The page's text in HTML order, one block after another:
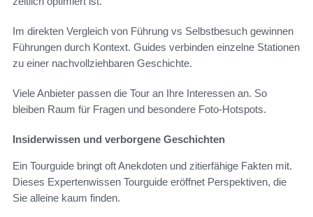
Im direkten Vergleich von Führung vs Selbstbesuch gewinnen
Führungen durch Kontext. Guides verbinden einzelne Stationen
zu einer nachvollziehbaren Geschichte.
Viele Anbieter passen die Tour an Ihre Interessen an. So
bleiben Raum für Fragen und besondere Foto-Hotspots.
Insiderwissen und verborgene Geschichten
Ein Tourguide bringt oft Anekdoten und zitierfähige Fakten mit.
Dieses Expertenwissen Tourguide eröffnet Perspektiven, die
Sie alleine kaum finden.